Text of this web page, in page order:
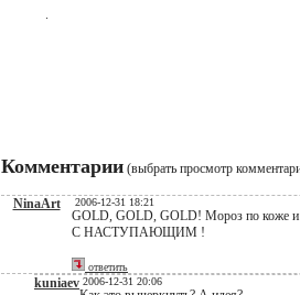
.
Комментарии (выбрать просмотр
NinaArt 2006-12-31 18:21
GOLD, GOLD, GOLD! Мороз по коже и
С НАСТУПАЮЩИМ !
ответить
kuniaev 2006-12-31 20:06